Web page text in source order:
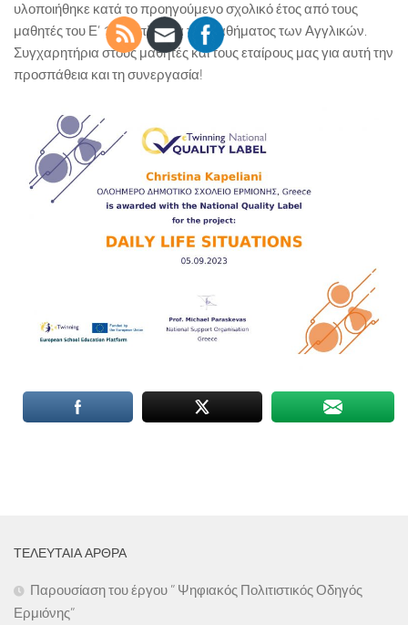
υλοποιήθηκε κατά το προηγούμενο σχολικό έτος από τους
μαθητές του Ε’ 1 στα πλαίσια του μαθήματος των Αγγλικών.
Συγχαρητήρια στους μαθητές και τους εταίρους μας για αυτή την
προσπάθεια και τη συνεργασία!
ΤΕΛΕΥΤΑΊΑ ΆΡΘΡΑ
Παρουσίαση του έργου ” Ψηφιακός Πολιτιστικός Οδηγός
Ερμιόνης”